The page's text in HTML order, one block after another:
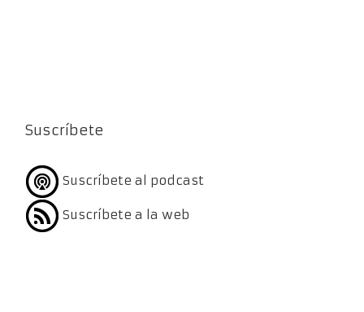
Suscríbete
Suscríbete al podcast
Suscríbete a la web